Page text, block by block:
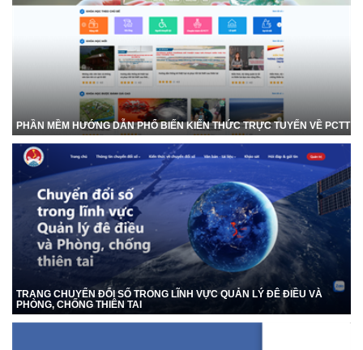
PHẦN MỀM HƯỚNG DẪN PHỔ BIẾN KIẾN THỨC TRỰC TUYẾN VỀ PCTT
TRANG CHUYỂN ĐỔI SỐ TRONG LĨNH VỰC QUẢN LÝ ĐÊ ĐIỀU VÀ
PHÒNG, CHỐNG THIÊN TAI